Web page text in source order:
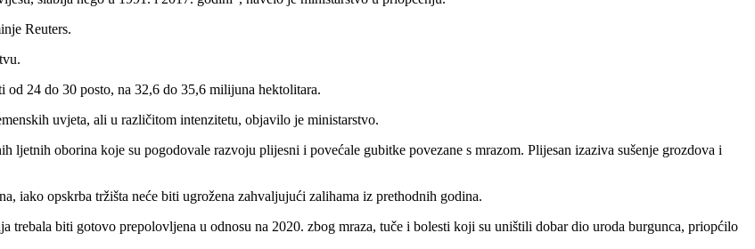
Reuters.
24 do 30 posto, na 32,6 do 35,6 milijuna hektolitara.
uvjeta, ali u različitom intenzitetu, objavilo je ministarstvo.
ljetnih oborina koje su pogodovale razvoju plijesni i povećale gubitke povezane s mrazom. Plijesan izaziva sušenje grozdova i
iako opskrba tržišta neće biti ugrožena zahvaljujući zalihama iz prethodnih godina.
trebala biti gotovo prepolovljena u odnosu na 2020. zbog mraza, tuče i bolesti koji su uništili dobar dio uroda burgunca, priopćilo